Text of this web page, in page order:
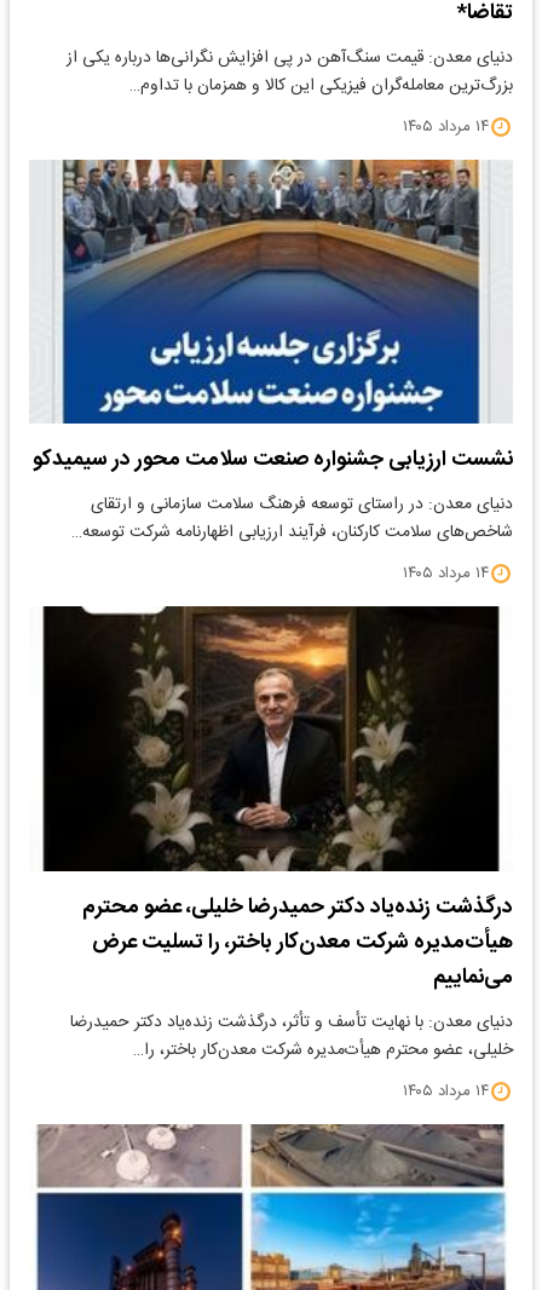
تقاضا*
دنیای معدن: قیمت سنگ‌آهن در پی افزایش نگرانی‌ها درباره یکی از
بزرگ‌ترین معامله‌گران فیزیکی این کالا و همزمان با تداوم…
۱۴ مرداد ۱۴۰۵
نشست ارزیابی جشنواره صنعت سلامت‌ محور در سیمیدکو
دنیای معدن: در راستای توسعه فرهنگ سلامت سازمانی و ارتقای
شاخص‌های سلامت کارکنان، فرآیند ارزیابی اظهارنامه شرکت توسعه…
۱۴ مرداد ۱۴۰۵
درگذشت زنده‌یاد دکتر حمیدرضا خلیلی، عضو محترم
هیأت‌مدیره شرکت معدن‌کار باختر، را تسلیت عرض
می‌نماییم
دنیای معدن: با نهایت تأسف و تأثر، درگذشت زنده‌یاد دکتر حمیدرضا
خلیلی، عضو محترم هیأت‌مدیره شرکت معدن‌کار باختر، را…
۱۴ مرداد ۱۴۰۵